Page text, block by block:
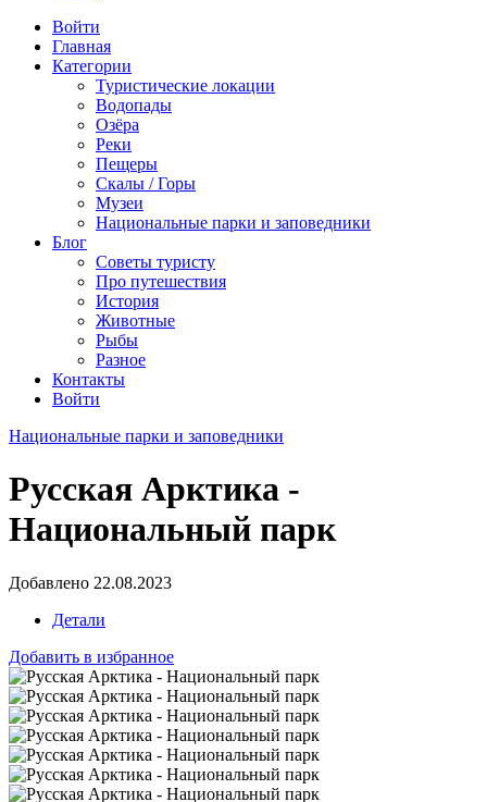
Войти
Главная
Категории
Туристические локации
Водопады
Озёра
Реки
Пещеры
Скалы / Горы
Музеи
Национальные парки и заповедники
Блог
Советы туристу
Про путешествия
История
Животные
Рыбы
Разное
Контакты
Войти
Национальные парки и заповедники
Русская Арктика -
Национальный парк
Добавлено 22.08.2023
Детали
Добавить в избранное